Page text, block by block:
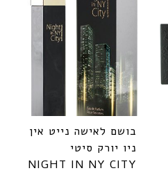
בושם לאישה נייט אין
ניו יורק סיטי
NIGHT IN NY CITY